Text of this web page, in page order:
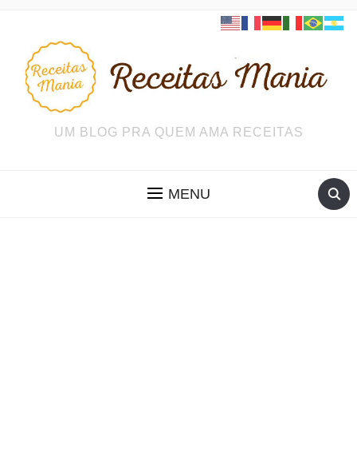
UM BLOG PRA QUEM AMA RECEITAS
MENU